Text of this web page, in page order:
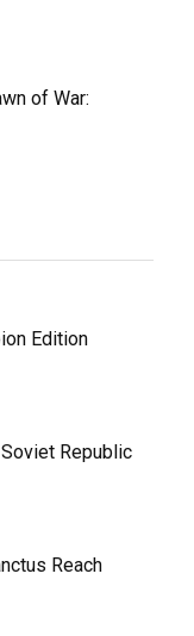
of War:
Edition
Republic
Reach